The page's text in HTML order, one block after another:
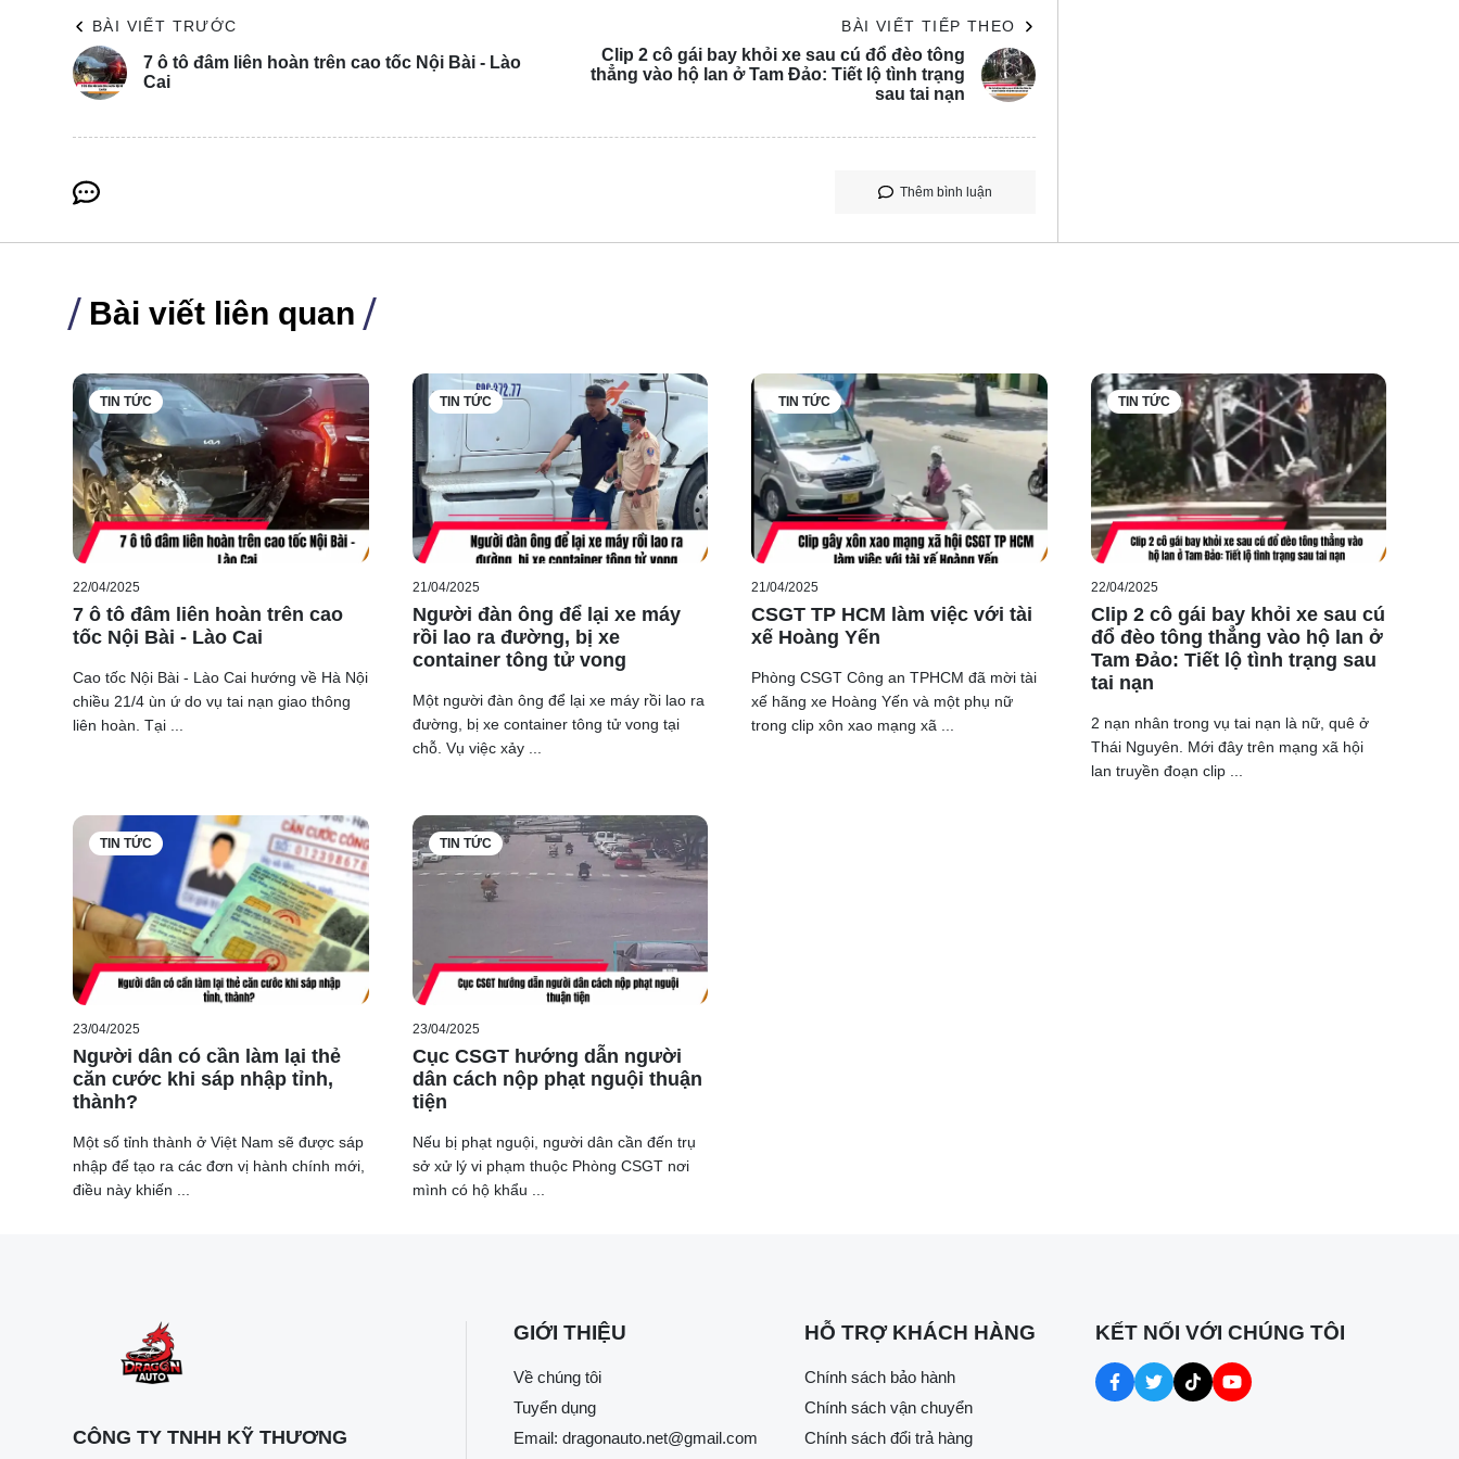
BÀI VIẾT TRƯỚC
7 ô tô đâm liên hoàn trên cao tốc Nội Bài - Lào
Cai
BÀI VIẾT TIẾP THEO
Clip 2 cô gái bay khỏi xe sau cú đổ đèo tông
thẳng vào hộ lan ở Tam Đảo: Tiết lộ tình trạng
sau tai nạn
Thêm bình luận
Bài viết liên quan
TIN TỨC
22/04/2025
7 ô tô đâm liên hoàn trên cao
tốc Nội Bài - Lào Cai
Cao tốc Nội Bài - Lào Cai hướng về Hà Nội
chiều 21/4 ùn ứ do vụ tai nạn giao thông
liên hoàn. Tại ...
TIN TỨC
21/04/2025
Người đàn ông để lại xe máy
rồi lao ra đường, bị xe
container tông tử vong
Một người đàn ông để lại xe máy rồi lao ra
đường, bị xe container tông tử vong tại
chỗ. Vụ việc xảy ...
TIN TỨC
21/04/2025
CSGT TP HCM làm việc với tài
xế Hoàng Yến
Phòng CSGT Công an TPHCM đã mời tài
xế hãng xe Hoàng Yến và một phụ nữ
trong clip xôn xao mạng xã ...
TIN TỨC
22/04/2025
Clip 2 cô gái bay khỏi xe sau cú
đổ đèo tông thẳng vào hộ lan ở
Tam Đảo: Tiết lộ tình trạng sau
tai nạn
2 nạn nhân trong vụ tai nạn là nữ, quê ở
Thái Nguyên. Mới đây trên mạng xã hội
lan truyền đoạn clip ...
TIN TỨC
23/04/2025
Người dân có cần làm lại thẻ
căn cước khi sáp nhập tỉnh,
thành?
Một số tỉnh thành ở Việt Nam sẽ được sáp
nhập để tạo ra các đơn vị hành chính mới,
điều này khiến ...
TIN TỨC
23/04/2025
Cục CSGT hướng dẫn người
dân cách nộp phạt nguội thuận
tiện
Nếu bị phạt nguội, người dân cần đến trụ
sở xử lý vi phạm thuộc Phòng CSGT nơi
mình có hộ khẩu ...
CÔNG TY TNHH KỸ THƯƠNG
GIỚI THIỆU
Về chúng tôi
Tuyển dụng
Email: dragonauto.net@gmail.com
HỖ TRỢ KHÁCH HÀNG
Chính sách bảo hành
Chính sách vận chuyển
Chính sách đổi trả hàng
KẾT NỐI VỚI CHÚNG TÔI